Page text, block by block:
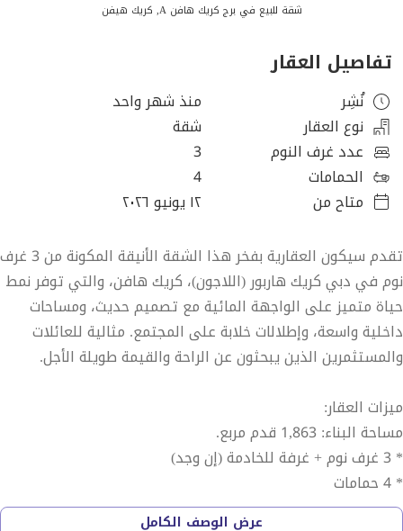
شقة للبيع في برج كريك هافن A, كريك هيفن
تفاصيل العقار
نُشِر
منذ شهر واحد
نوع العقار
شقة
عدد غرف النوم
3
الحمامات
4
متاح من
١٢ يونيو ٢٠٢٦
تقدم سيكون العقارية بفخر هذا الشقة الأنيقة المكونة من 3 غرف
نوم في دبي كريك هاربور (اللاجون)، كريك هافن، والتي توفر نمط
حياة متميز على الواجهة المائية مع تصميم حديث، ومساحات
داخلية واسعة، وإطلالات خلابة على المجتمع. مثالية للعائلات
والمستثمرين الذين يبحثون عن الراحة والقيمة طويلة الأجل.
ميزات العقار:
مساحة البناء: 1,863 قدم مربع.
* 3 غرف نوم + غرفة للخادمة (إن وجد)
* 4 حمامات
* منطقة معيشة وطعام مفتوحة
عرض الوصف الكامل